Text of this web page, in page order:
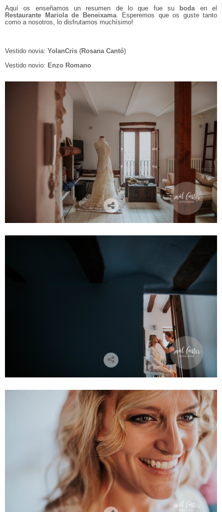
Aquí os enseñamos un resumen de lo que fue su
bodaen el
Restaurante Mariola de Beneixama. Esperemos que os guste tanto
como a nosotros, lo disfrutamos muchísimo!
Vestido novia: YolanCris (Rosana Cantó)
Vestido novio: Enzo Romano